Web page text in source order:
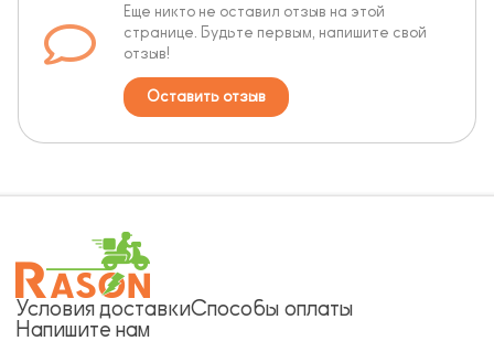
Еще никто не оставил отзыв на этой
странице. Будьте первым, напишите свой
отзыв!
Оставить отзыв
Условия доставкиСпособы оплаты
Напишите нам